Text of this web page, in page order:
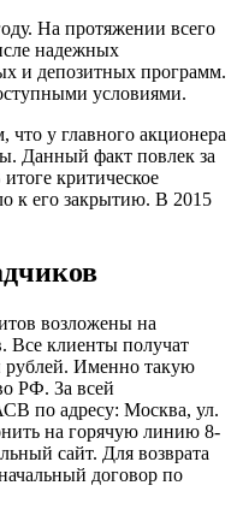
На протяжении всего
надежных
и депозитных программ.
условиями.
у главного акционера
Данный факт повлек за
критическое
к его закрытию. В 2015
возложены на
Все клиенты получат
рублей. Именно такую
РФ. За всей
по адресу: Москва, ул.
на горячую линию 8-
сайт. Для возврата
договор по